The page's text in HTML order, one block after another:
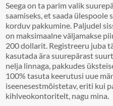
Seega on ta parim valik
saamiseks, et saada
korduv pakkumine. Paljudel
on maksimaalne väljamakse
200 dollarit. Registreeru juba
kasutada ära suurepärast
nelja linnaga, pakkudes
100% tasuta keerutusi uue
iseenesestmõistetav, eriti kui
kihlveokontoritelt, nagu mina.